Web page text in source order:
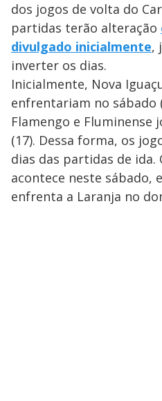
dos jogos de volta do
partidas terão alteração
divulgado inicialmente,
inverter os dias.
Inicialmente, Nova
enfrentariam no sábado
Flamengo e Fluminense
(17). Dessa forma, os
dias das partidas de ida.
acontece neste sábado,
enfrenta a Laranja no